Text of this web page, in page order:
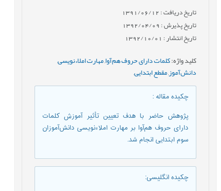
تاریخ دریافت : 1391/06/12
تاریخ پذیرش : 1392/04/09
تاریخ انتشار : 1392/10/01
کلید واژه:کلمات دارای حروف هم‌آوا,مهارت املاء‌نویسی,
دانش‌آموز,مقطع ابتدایی,
چکیده مقاله:
پژوهش حاضر با هدف تعیین تأثیر آموزش کلمات
دارای حروف هم‌آوا بر مهارت املاء‌نویسی دانش‌آموزان
سوم ابتدایی انجام شد.
چکیده انگلیسی: